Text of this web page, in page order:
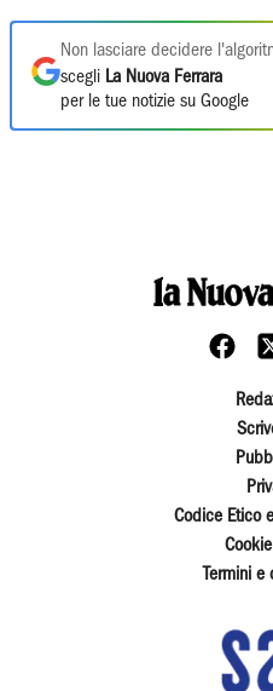
Non lasciare decidere
scegli La Nuova Ferrara
per le tue notizie su Google
Codice Etico
Termini